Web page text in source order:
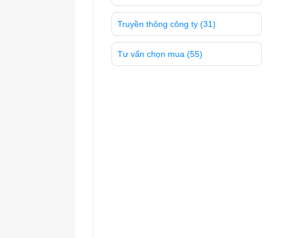
Truyền thông công ty (31)
Tư vấn chọn mua (55)